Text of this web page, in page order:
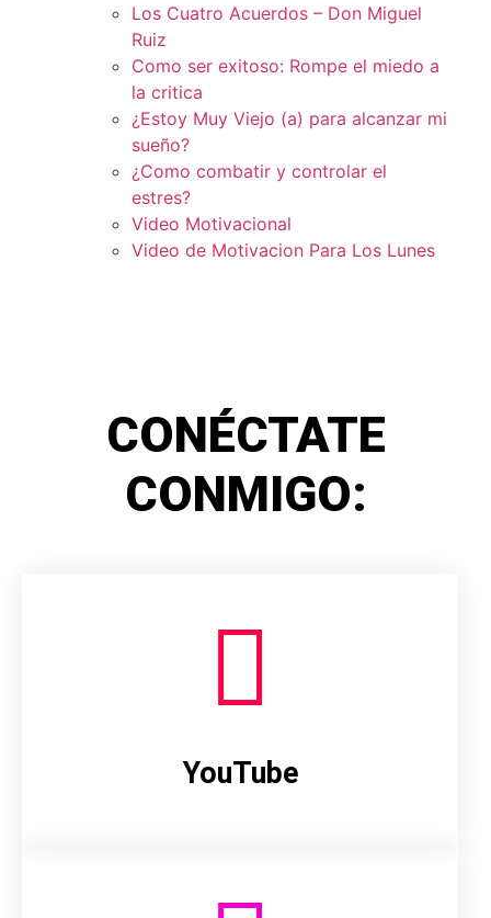
Los Cuatro Acuerdos – Don Miguel
Ruiz
Como ser exitoso: Rompe el miedo a
la critica
¿Estoy Muy Viejo (a) para alcanzar mi
sueño?
¿Como combatir y controlar el
estres?
Video Motivacional
Video de Motivacion Para Los Lunes
CONÉCTATE
CONMIGO:
YouTube